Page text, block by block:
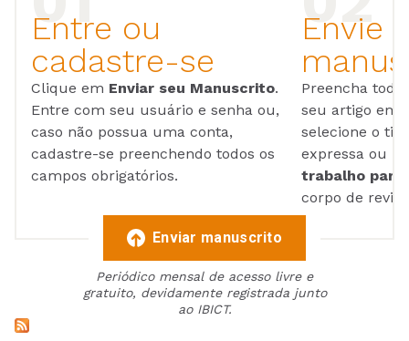
Entre ou
cadastre-se
Clique em Enviar seu Manuscrito.
Entre com seu usuário e senha ou,
caso não possua uma conta,
cadastre-se preenchendo todos os
campos obrigatórios.
Envie
Preencha
seu artigo em
selecione o
expressa ou
trabalho para
corpo de
Enviar manuscrito
Periódico mensal de acesso livre e
gratuito, devidamente registrada junto
ao IBICT.